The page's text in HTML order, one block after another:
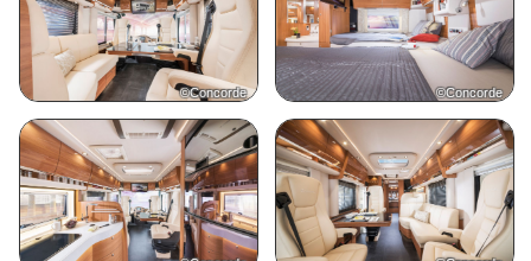
©Concorde ©Concorde